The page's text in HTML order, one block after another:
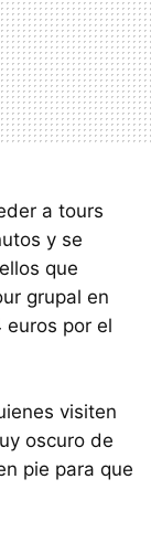
a tours
y se
que
grupal en
euros por el
visiten
oscuro de
pie para que